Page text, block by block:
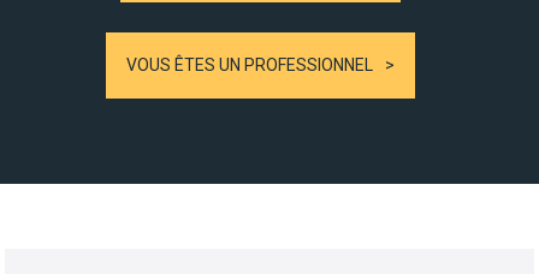
VOUS ÊTES UN PROFESSIONNEL